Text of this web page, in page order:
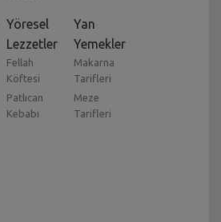
Yöresel
Lezzetler
Fellah
Köftesi
Patlıcan
Kebabı
Yan
Yemekler
Makarna
Tarifleri
Meze
Tarifleri